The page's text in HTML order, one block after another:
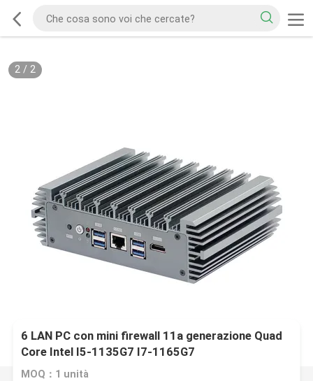
2/ 2
6 LAN PC con mini firewall 11a generazione Quad
Core Intel I5-1135G7 I7-1165G7
MOQ：1 unità